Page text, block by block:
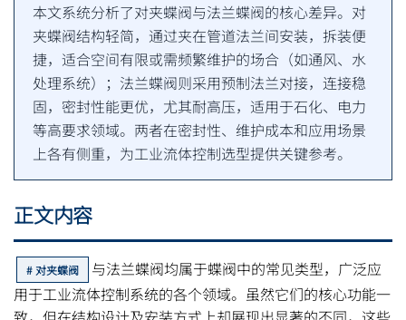
本文系统分析了对夹蝶阀与法兰蝶阀的核心差异。对
夹蝶阀结构轻简，通过夹在管道法兰间安装，拆装便
捷，适合空间有限或需频繁维护的场合（如通风、水
处理系统）；法兰蝶阀则采用预制法兰对接，连接稳
固，密封性能更优，尤其耐高压，适用于石化、电力
等高要求领域。两者在密封性、维护成本和应用场景
上各有侧重，为工业流体控制选型提供关键参考。
正文内容
对夹蝶阀
与法兰蝶阀均属于蝶阀中的常见类型，广泛应
用于工业流体控制系统的各个领域。虽然它们的核心功能一